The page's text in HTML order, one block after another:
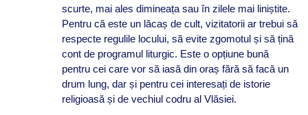
scurte, mai ales dimineața sau în zilele mai liniștite.
Pentru că este un lăcaș de cult, vizitatorii ar trebui să
respecte regulile locului, să evite zgomotul și să țină
cont de programul liturgic. Este o opțiune bună
pentru cei care vor să iasă din oraș fără să facă un
drum lung, dar și pentru cei interesați de istorie
religioasă și de vechiul codru al Vlăsiei.